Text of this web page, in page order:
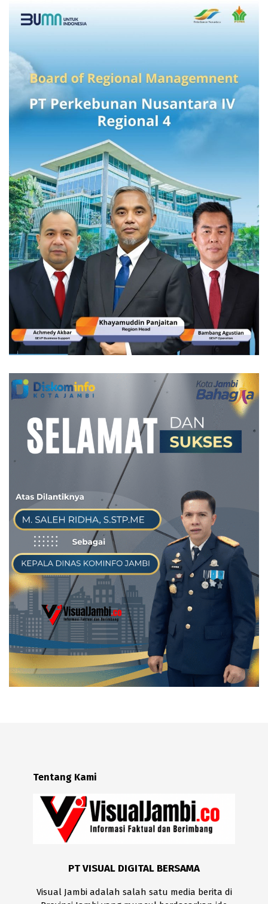
Tentang Kami
PT VISUAL DIGITAL BERSAMA
Visual Jambi adalah salah satu media berita di